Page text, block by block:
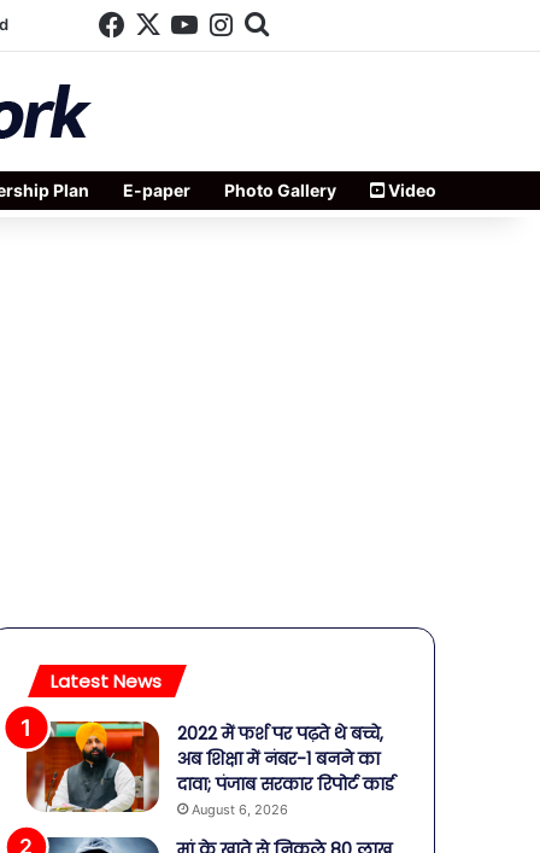
Facebook
X YouTube
Instagram
Plan E-paper Photo Gallery Video
Latest News
2022 में फर्श पर पढ़ते थे बच्चे,
अब शिक्षा में नंबर-1 बनने का
दावा; पंजाब सरकार रिपोर्ट कार्ड
August 6, 2026